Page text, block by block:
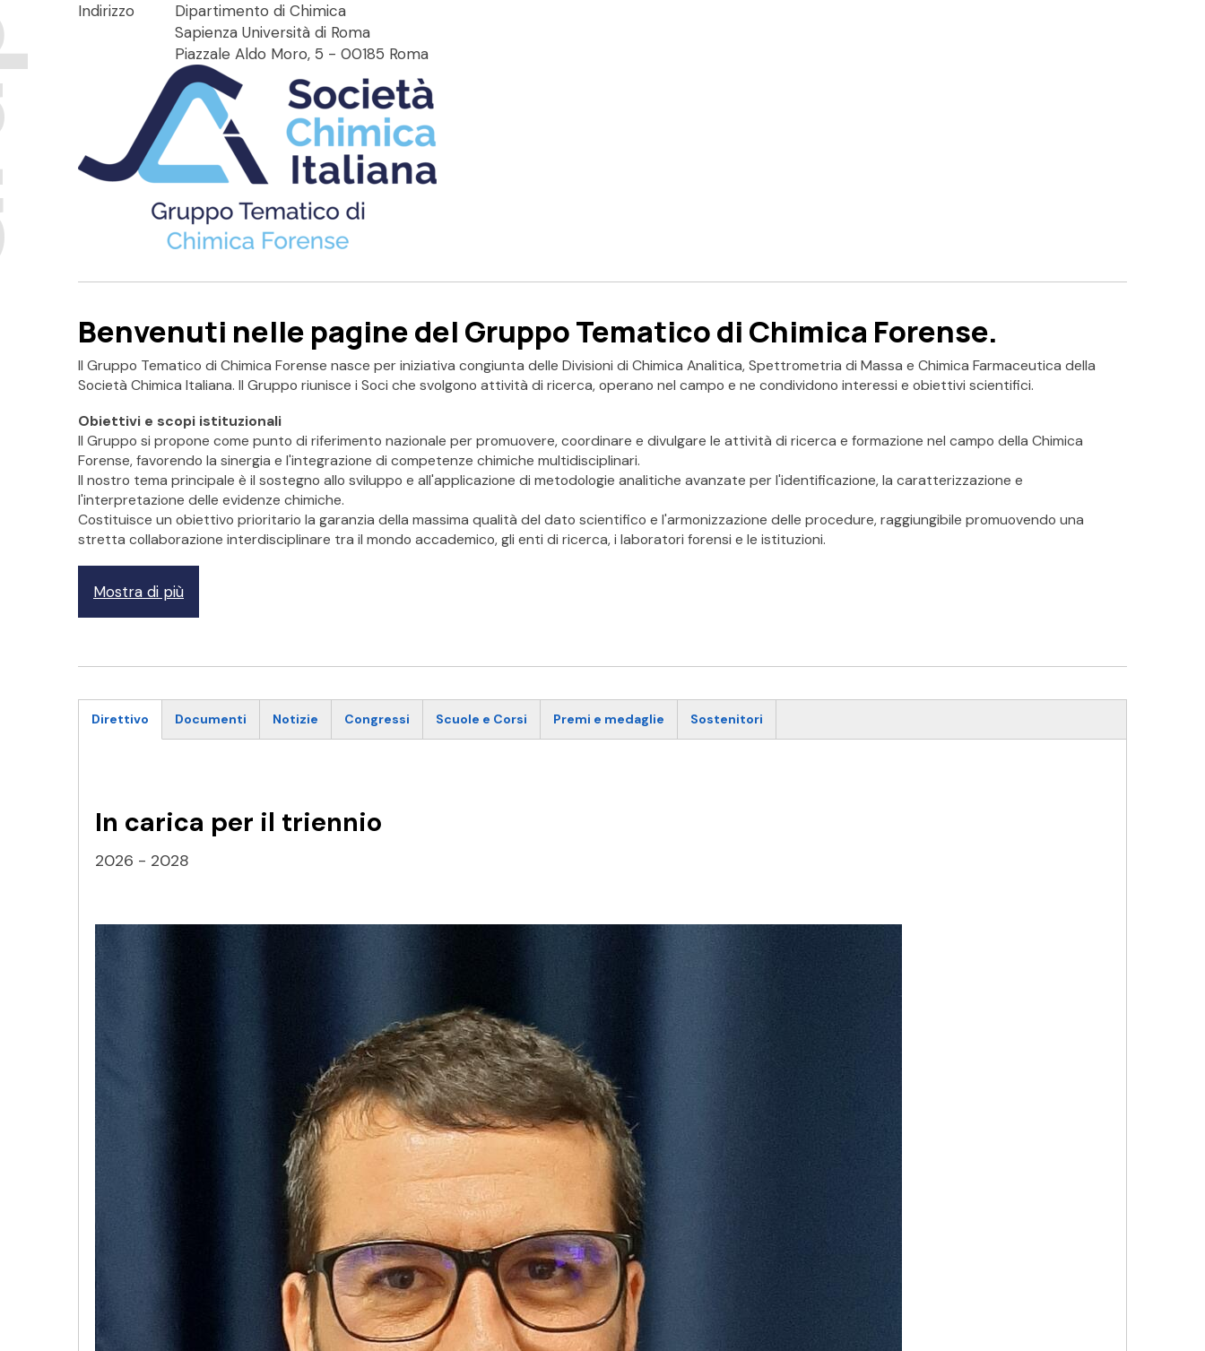
Indirizzo
Dipartimento di Chimica
Sapienza Università di Roma
Piazzale Aldo Moro, 5 - 00185 Roma
Benvenuti nelle pagine del Gruppo Tematico di Chimica Forense.
Il Gruppo Tematico di Chimica Forense nasce per iniziativa congiunta delle Divisioni di Chimica Analitica, Spettrometria di Massa e Chimica Farmaceutica della
Società Chimica Italiana. Il Gruppo riunisce i Soci che svolgono attività di ricerca, operano nel campo e ne condividono interessi e obiettivi scientifici.
Obiettivi e scopi istituzionali
Il Gruppo si propone come punto di riferimento nazionale per promuovere, coordinare e divulgare le attività di ricerca e formazione nel campo della Chimica
Forense, favorendo la sinergia e l'integrazione di competenze chimiche multidisciplinari.
Il nostro tema principale è il sostegno allo sviluppo e all'applicazione di metodologie analitiche avanzate per l'identificazione, la caratterizzazione e
l'interpretazione delle evidenze chimiche.
Costituisce un obiettivo prioritario la garanzia della massima qualità del dato scientifico e l'armonizzazione delle procedure, raggiungibile promuovendo una
stretta collaborazione interdisciplinare tra il mondo accademico, gli enti di ricerca, i laboratori forensi e le istituzioni.
Mostra di più
Direttivo Documenti Notizie Congressi Scuole e Corsi Premi e medaglie Sostenitori
In carica per il triennio
2026 - 2028